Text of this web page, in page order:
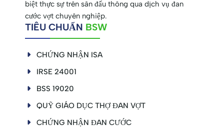
biệt thực sự trên sân đấu thông qua dịch vụ đan
cước vợt chuyên nghiệp.
TIÊU CHUẨN BSW
CHỨNG NHẬN ISA
IRSE 24001
BSS 19020
QUỸ GIÁO DỤC THỢ ĐAN VỢT
CHỨNG NHẬN ĐAN CƯỚC